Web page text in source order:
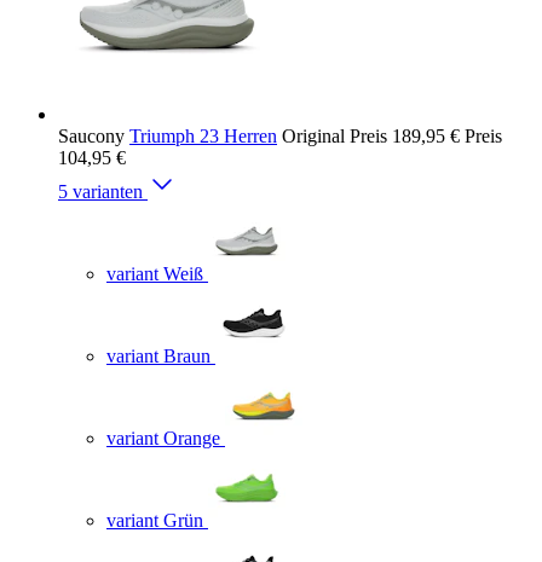
Saucony Triumph 23 Herren Original Preis 189,95 € Preis
104,95 €
5 varianten
variant Weiß
variant Braun
variant Orange
variant Grün